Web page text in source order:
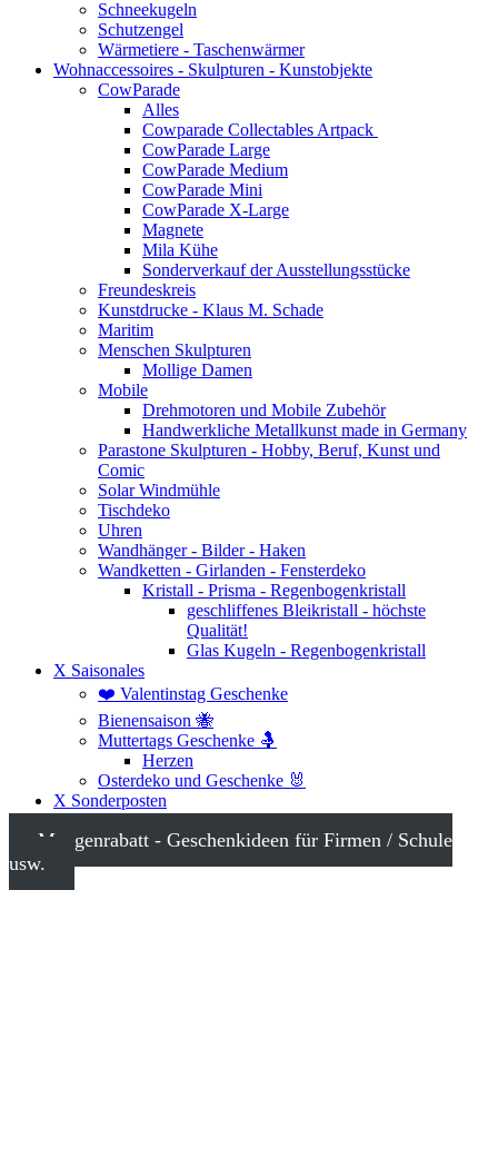
Schneekugeln
Schutzengel
Wärmetiere - Taschenwärmer
Wohnaccessoires - Skulpturen - Kunstobjekte
CowParade
Alles
Cowparade Collectables Artpack
CowParade Large
CowParade Medium
CowParade Mini
CowParade X-Large
Magnete
Mila Kühe
Sonderverkauf der Ausstellungsstücke
Freundeskreis
Kunstdrucke - Klaus M. Schade
Maritim
Menschen Skulpturen
Mollige Damen
Mobile
Drehmotoren und Mobile Zubehör
Handwerkliche Metallkunst made in Germany
Parastone Skulpturen - Hobby, Beruf, Kunst und
Comic
Solar Windmühle
Tischdeko
Uhren
Wandhänger - Bilder - Haken
Wandketten - Girlanden - Fensterdeko
Kristall - Prisma - Regenbogenkristall
geschliffenes Bleikristall - höchste
Qualität!
Glas Kugeln - Regenbogenkristall
X Saisonales
❤️ Valentinstag Geschenke
Bienensaison 🐝
Muttertags Geschenke 🤱
Herzen
Osterdeko und Geschenke 🐰
X Sonderposten
Mengenrabatt - Geschenkideen für Firmen / Schule
usw.